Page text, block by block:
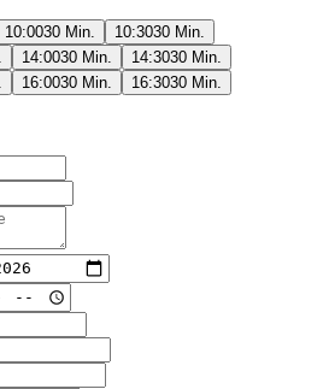
10:0030 Min. 10:3030 Min.
14:0030 Min. 14:3030 Min.
16:0030 Min. 16:3030 Min.